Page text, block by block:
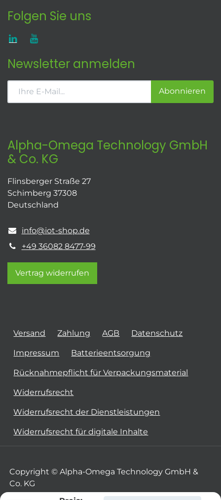
Folgen Sie uns
Newsletter anmelden
Abonnieren
Alpha-Omega Technology GmbH
& Co. KG
Flinsberger Straße 27
Schimberg 37308
Deutschland
info@iot-shop.de
+49 36082 8477-99
Vertrag widerrufen
Versand Zahlung AGB Datenschutz
Impressum Batterieentsorgung
Rücknahmepflicht für Verpackungsmaterial
Widerrufsrecht
Widerrufsrecht der Dienstleistungen
Widerrufsrecht für digitale Inhalte
Copyright © Alpha-Omega Technology GmbH &
Co. KG